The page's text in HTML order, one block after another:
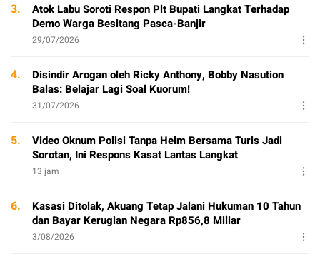
3.
Atok Labu Soroti Respon Plt Bupati Langkat Terhadap
Demo Warga Besitang Pasca-Banjir
29/07/2026
4.
Disindir Arogan oleh Ricky Anthony, Bobby Nasution
Balas: Belajar Lagi Soal Kuorum!
31/07/2026
5.
Video Oknum Polisi Tanpa Helm Bersama Turis Jadi
Sorotan, Ini Respons Kasat Lantas Langkat
13 jam
6.
Kasasi Ditolak, Akuang Tetap Jalani Hukuman 10 Tahun
dan Bayar Kerugian Negara Rp856,8 Miliar
3/08/2026